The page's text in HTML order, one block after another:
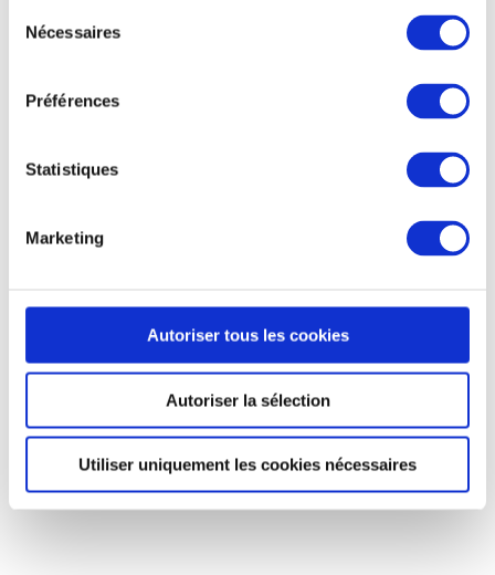
Nécessaires
Préférences
Statistiques
Marketing
Autoriser tous les cookies
Autoriser la sélection
Utiliser uniquement les cookies nécessaires